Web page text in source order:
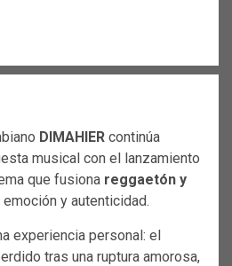
DIMAHIER continúa
musical con el lanzamiento
que fusiona reggaetón y
y autenticidad.
experiencia personal: el
tras una ruptura amorosa,